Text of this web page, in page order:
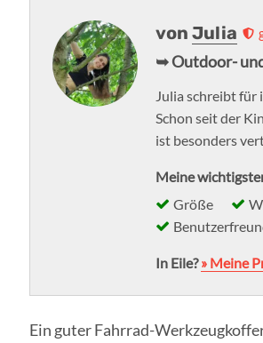
vonJulia
➥ Outdoor-
Julia schreibt für
Schon seit der
ist besonders
Meine
Größe
In Eile?» Meine
Ein guter Fahrrad-